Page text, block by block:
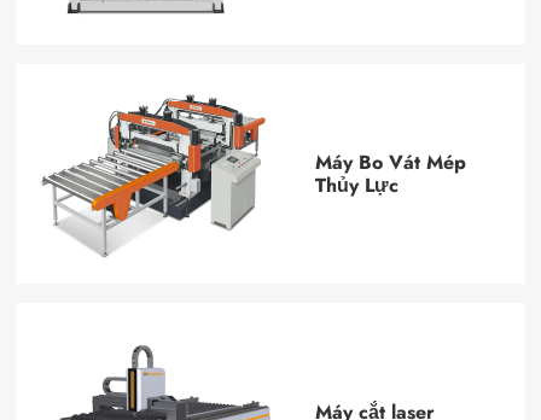
Máy Bo Vát Mép
Thủy Lực
Máy cắt laser